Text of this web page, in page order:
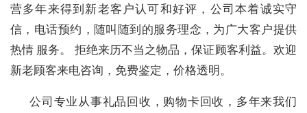
营多年来得到新老客户认可和好评，公司本着诚实守
信，电话预约，随叫随到的服务理念，为广大客户提供
热情 服务。 拒绝来历不当之物品，保证顾客利益。欢迎
新老顾客来电咨询，免费鉴定，价格透明。
公司专业从事礼品回收，购物卡回收，多年来我们